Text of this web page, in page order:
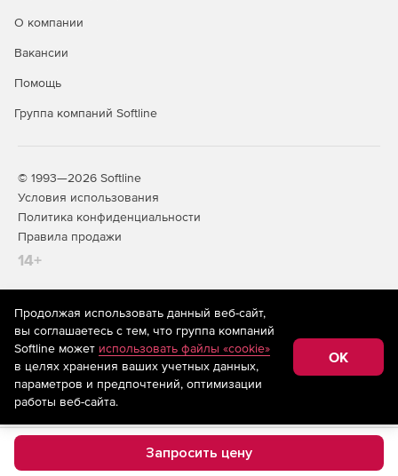
Запросить цену
О компании
Вакансии
Помощь
Группа компаний Softline
© 1993—2026 Softline
Условия использования
Политика конфиденциальности
Правила продажи
14+
На информационном ресурсе store.softline.ru применяются
рекомендательные технологии(информационные технологии
предоставления информации на основе сбора,
систематизации и анализа сведений, относящихся к
предпочтениям пользователей сети «Интернет»,
находящихся на территории Российской Федерации)
Продолжая использовать данный веб-сайт,
вы соглашаетесь с тем, что группа компаний
Softline может использовать файлы «cookie»
в целях хранения ваших учетных данных,
параметров и предпочтений, оптимизации
работы веб-сайта.
OK